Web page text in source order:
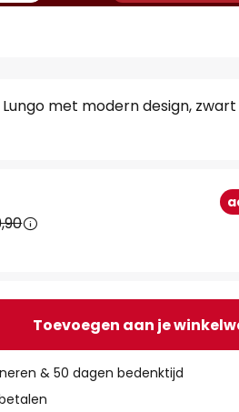
met modern design, zwart
Toevoegen aan je
& 50 dagen bedenktijd